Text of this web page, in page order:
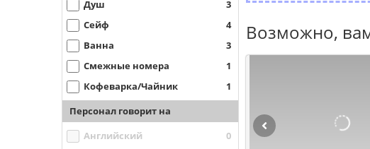
Душ
3
Сейф
4
Ванна
3
Смежные номера
1
Кофеварка/Чайник
1
Персонал говорит на
Английский
0
Возможно,